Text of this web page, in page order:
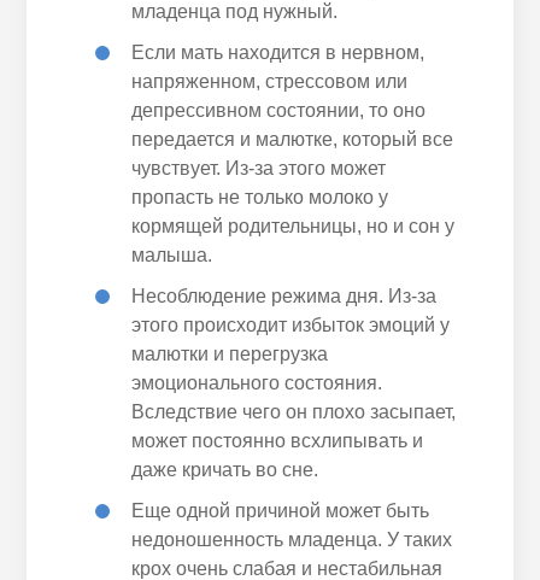
младенца под нужный.
Если мать находится в нервном,
напряженном, стрессовом или
депрессивном состоянии, то оно
передается и малютке, который все
чувствует. Из-за этого может
пропастьне только молоко у
кормящей родительницы, но и сон у
малыша.
Несоблюдение режима дня. Из-за
этого происходит избытокэмоций у
малютки и перегрузка
эмоционального состояния.
Вследствие чего он плохо засыпает,
может постоянно всхлипывать и
даже кричать во сне.
Ещеодной причиной может быть
недоношенность младенца. У таких
крох очень слабая и нестабильная